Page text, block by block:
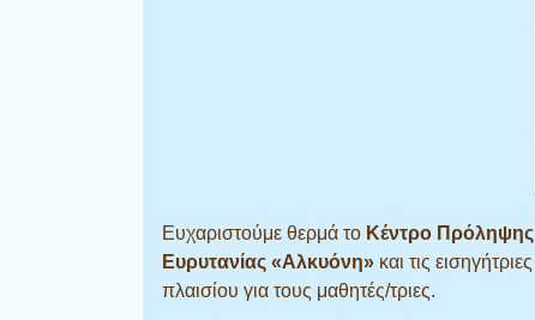
Ευχαριστούμε θερμά το Κέντρο
Ευρυτανίας «Αλκυόνη» και τις
πλαισίου για τους μαθητές/τριες.